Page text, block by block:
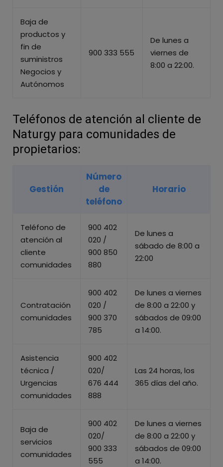
Baja de
productos y
fin de
suministros
Negocios y
Autónomos
900 333 555
De lunes a
viernes de
8:00 a 22:00.
Teléfonos de atención al cliente de
Naturgy para comunidades de
propietarios:
Gestión
Número
de
teléfono
Horario
Teléfono de
atención al
cliente
comunidades
900 402
020 /
900 850
880
De lunes a
sábado de 8:00 a
22:00
Contratación
comunidades
900 402
020 /
900 370
785
De lunes a viernes
de 8:00 a 22:00 y
sábados de 09:00
a 14:00.
Asistencia
técnica /
Urgencias
comunidades
900 402
020/
676 444
888
Las 24 horas, los
365 días del año.
Baja de
servicios
comunidades
900 402
020/
900 333
555
De lunes a viernes
de 8:00 a 22:00 y
sábados de 09:00
a 14:00.